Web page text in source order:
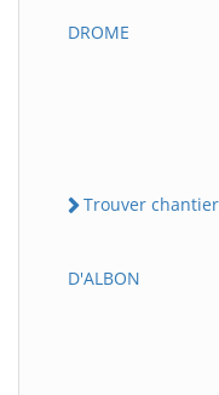
DROME
Trouver
D'ALBON